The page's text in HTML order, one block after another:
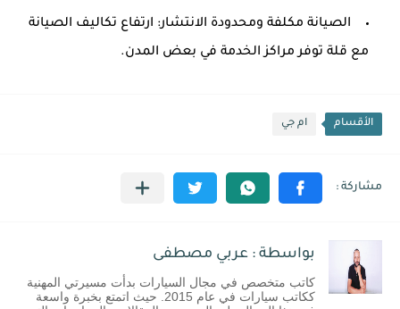
الصيانة مكلفة ومحدودة الانتشار: ارتفاع تكاليف الصيانة
مع قلة توفر مراكز الخدمة في بعض المدن.
الأقسام ام جي
بواسطة : عربي مصطفى
كاتب متخصص في مجال السيارات بدأت مسيرتي المهنية
ككاتب سيارات في عام 2015. حيث اتمتع بخبرة واسعة